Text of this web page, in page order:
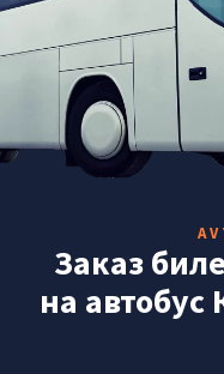
Заказ
на автобус